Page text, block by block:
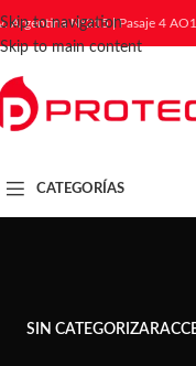
Skip to navigation
Skip to main content
Argentina N°215 | Pasaje 4
CATEGORÍAS
SIN CATEGORIZAR